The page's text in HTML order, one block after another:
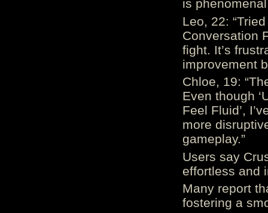
is
Leo, 22:
Conversation
fight. It’s
improvement
Chloe, 19:
Even though
Feel Fluid’,
more
gameplay.”
Users say
effortless and
Many report
fostering a